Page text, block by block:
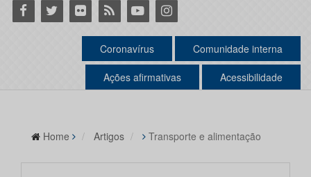
Facebook
Twitter Flickr RSS YoutubeInstagram
Coronavírus Comunidade interna
Ações afirmativas Acessibilidade
Home Artigos Transporte e alimentação